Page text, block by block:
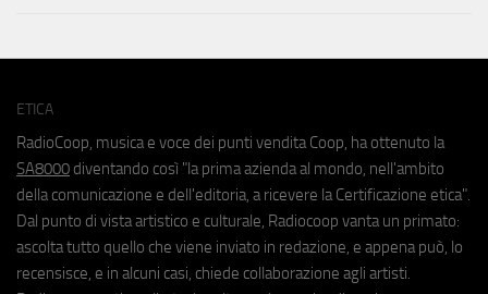
ETICA
RadioCoop, musica e voce dei punti vendita Coop, ha ottenuto la
SA8000 diventando così "la prima azienda al mondo, nell'ambito
della comunicazione e dell'editoria, a ricevere la Certificazione etica".
Dal punto di vista artistico e culturale, Radiocoop vanta un primato:
ascolta tutto quello che viene inviato in redazione, e appena può, lo
recensisce, e in alcuni casi, chiede collaborazione agli artisti.